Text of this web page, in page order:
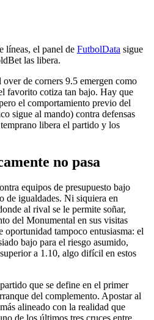
líneas, el panel de FutbolData sigue
las libera.
de corners 9.5 emergen como
favorito cotiza tan bajo. Hay que
el comportamiento previo del
sigue al mando) contra defensas
libera el partido y los
no pasa
equipos de presupuesto bajo
de igualdades. Ni siquiera en
al rival se le permite soñar,
del Monumental en sus visitas
oportunidad tampoco entusiasma: el
bajo para el riesgo asumido,
a 1.10, algo difícil en estos
que se define en el primer
del complemento. Apostar al
alineado con la realidad que